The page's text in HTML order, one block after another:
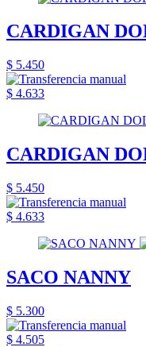
CARDIGAN
$ 5.450
$ 4.633
CARDIGAN
$ 5.450
$ 4.633
SACO NANNY
$ 5.300
$ 4.505